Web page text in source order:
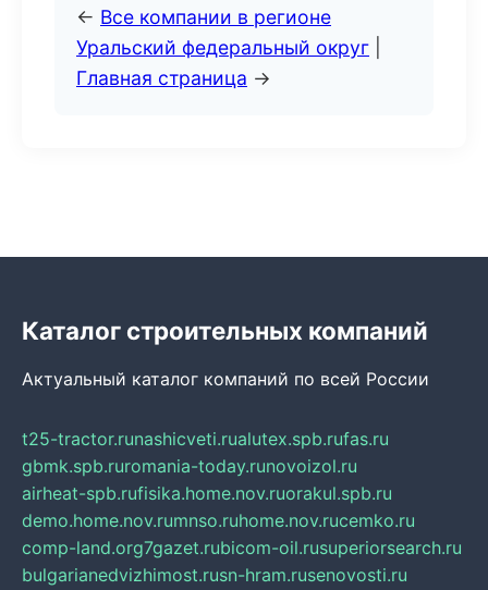
← Все компании в регионе
Уральский федеральный округ
Главная страница →
Каталог строительных компаний
Актуальный каталог компаний по всей России
t25-tractor.runashicveti.rualutex.spb.rufas.ru
gbmk.spb.ruromania-today.runovoizol.ru
airheat-spb.rufisika.home.nov.ruorakul.spb.ru
demo.home.nov.rumnso.ruhome.nov.rucemko.ru
comp-land.org7gazet.rubicom-oil.rusuperiorsearch.ru
bulgarianedvizhimost.rusn-hram.rusenovosti.ru